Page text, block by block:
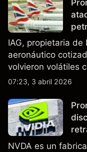
IAG, propietaria
aeronáutico
volvieron volátiles
$105 y los cierres
no es un indicador
07:23, 3 abril 2026
NVDA es un